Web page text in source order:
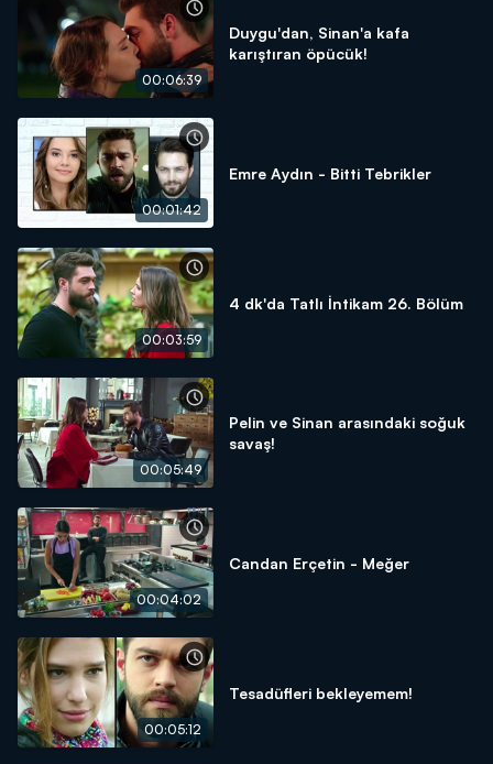
00:06:39
Duygu'dan, Sinan'a kafa
karıştıran öpücük!
00:01:42
Emre Aydın - Bitti Tebrikler
00:03:59
4 dk'da Tatlı İntikam 26. Bölüm
00:05:49
Pelin ve Sinan arasındaki soğuk
savaş!
00:04:02
Candan Erçetin - Meğer
00:05:12
Tesadüfleri bekleyemem!